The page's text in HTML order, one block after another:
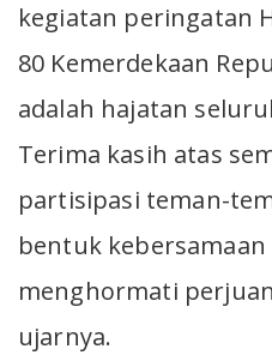
kegiatan peringatan
80 Kemerdekaan
adalah hajatan
Terima kasih atas
partisipasi teman-
bentuk kebersamaan
menghormati
ujarnya.